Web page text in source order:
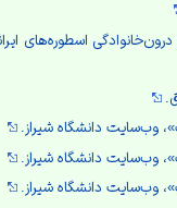
اسطوره‌های
وب‌سایت دانشگاه شیراز.
وب‌سایت دانشگاه شیراز.
وب‌سایت دانشگاه شیراز.